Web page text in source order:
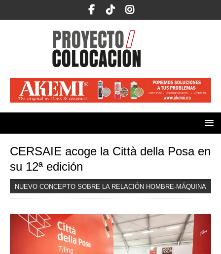
CERSAIE acoge la Città della Posa en
su 12ª edición
NUEVO CONCEPTO SOBRE LA RELACIÓN HOMBRE-MÁQUINA